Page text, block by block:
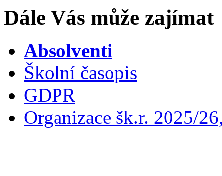
Dále Vás může zajímat
Absolventi
Školní časopis
GDPR
Organizace šk.r. 2025/